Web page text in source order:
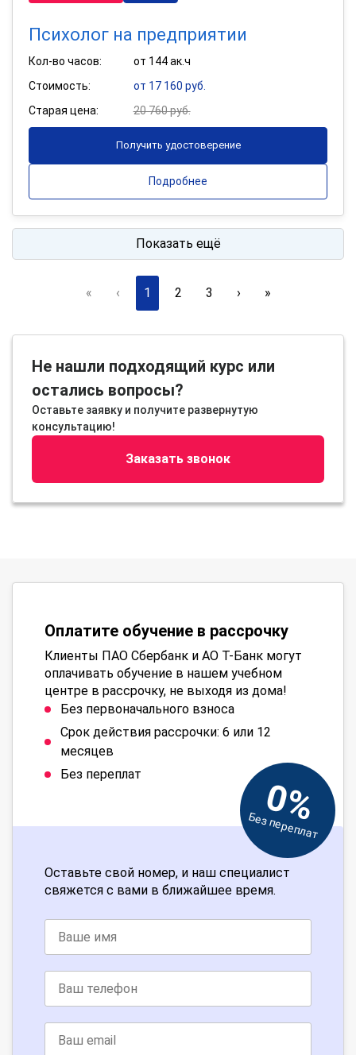
Психолог на предприятии
Кол-во часов:
от 144 ак.ч
Стоимость:
от 17 160 руб.
Старая цена:
20 760 руб.
Получить удостоверение
Подробнее
Показать ещё
« ‹ 1 2 3 › »
Не нашли подходящий курс или
остались вопросы?
Оставьте заявку и получите развернутую
консультацию!
Заказать звонок
Оплатите обучение в рассрочку
Клиенты ПАО Сбербанк и АО Т-Банк могут
оплачивать обучение в нашем учебном
центре в рассрочку, не выходя из дома!
Без первоначального взноса
Срок действия рассрочки: 6 или 12
месяцев
Без переплат
0%
Без переплат
Оставьте свой номер, и наш специалист
свяжется с вами в ближайшее время.